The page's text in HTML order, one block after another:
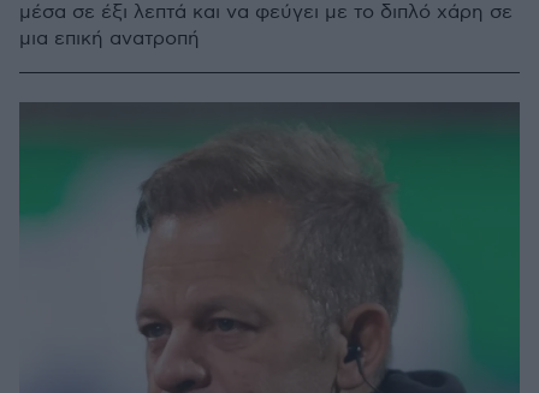
μέσα σε έξι λεπτά και να φεύγει με το διπλό χάρη σε
μια επική ανατροπή